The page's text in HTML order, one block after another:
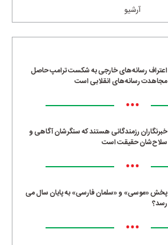
آرشیو
اعتراف رسانه‌های خارجی به شکست ترامپ حاصل
مجاهدت رسانه‌های انقلابی است
•••
خبرنگاران رزمندگانی هستند که سنگرشان آگاهی و
سلاح‌شان حقیقت است
•••
پخش «موسی» و «سلمان فارسی» به پایان سال می
رسد؟
•••